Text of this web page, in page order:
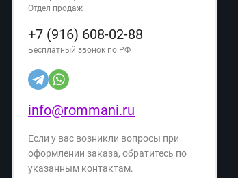
Встраиваемый электрический духовой
Отдел продаж
+7 (916) 608-02-88
Бесплатный звонок по РФ
info@rommani.ru
Если у вас возникли вопросы при
оформлении заказа, обратитесь по
указанным контактам.